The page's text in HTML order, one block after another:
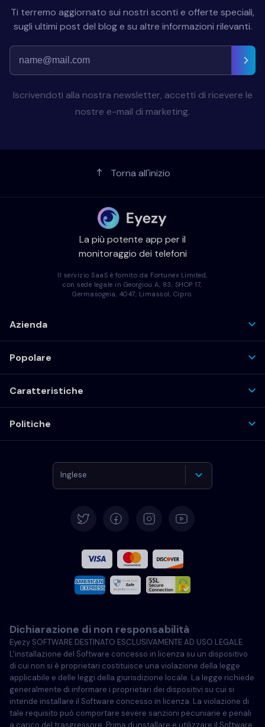
Ti terremo aggiornato sui nostri sconti e offerte speciali,
sugli ultimi post del blog e su altre informazioni rilevanti.
Iscrivendoti alla nostra newsletter, accetti di ricevere le
nostre e-mail di marketing.
Torna all'inizio
La più potente app per il
monitoraggio dei telefoni
Il servizio SaaS è fornito da Fortunex Limited,
con sede legale in Georgiou A, 83, SHOP 17,
Germasogeia, 4047, Limassol, Cipro.
Azienda
Popolare
Caratteristiche
Politiche
Inglese
Francese
Italiano
Portoghese
Türkçe
Polski
Dichiarazione di non responsabilità
Eyezy SOFTWARE DESTINATO ESCLUSIVAMENTE AD USO LEGALE.
L'installazione del Software concesso in licenza su un dispositivo
di cui non si è proprietari costituisce una violazione della legge
applicabile e delle leggi della giurisdizione locale. La legge richiede
generalmente di informare i proprietari dei dispositivi su cui si
intende installare il Software concesso in licenza. La violazione di
tale requisito può comportare severe sanzioni pecuniarie e penali
a carico del trasgressore. Prima di installare e utilizzare il Software